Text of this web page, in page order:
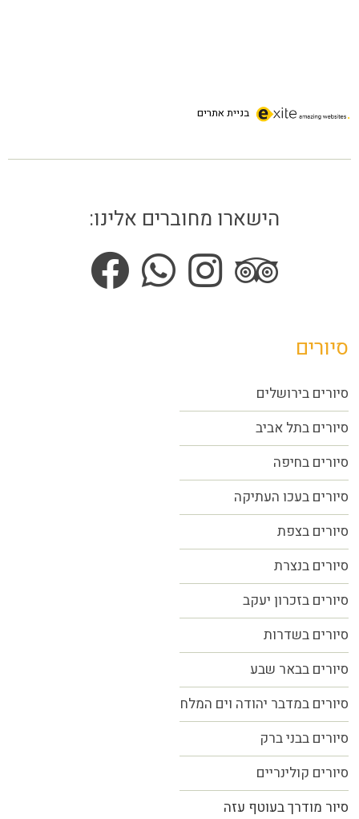
בניית אתרים
הישארו מחוברים אלינו:
סיורים
סיורים בירושלים
סיורים בתל אביב
סיורים בחיפה
סיורים בעכו העתיקה
סיורים בצפת
סיורים בנצרת
סיורים בזכרון יעקב
סיורים בשדרות
סיורים בבאר שבע
סיורים במדבר יהודה וים המלח
סיורים בבני ברק
סיורים קולינריים
סיור מודרך בעוטף עזה